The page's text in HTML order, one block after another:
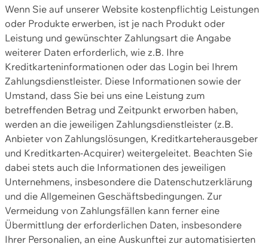
Wenn Sie auf unserer Website kostenpflichtig Leistungen
oder Produkte erwerben, ist je nach Produkt oder
Leistung und gewünschter Zahlungsart die Angabe
weiterer Daten erforderlich, wie z.B. Ihre
Kreditkarteninformationen oder das Login bei Ihrem
Zahlungsdienstleister. Diese Informationen sowie der
Umstand, dass Sie bei uns eine Leistung zum
betreffenden Betrag und Zeitpunkt erworben haben,
werden an die jeweiligen Zahlungsdienstleister (z.B.
Anbieter von Zahlungslösungen, Kreditkarteherausgeber
und Kreditkarten-Acquirer) weitergeleitet. Beachten Sie
dabei stets auch die Informationen des jeweiligen
Unternehmens, insbesondere die Datenschutzerklärung
und die Allgemeinen Geschäftsbedingungen. Zur
Vermeidung von Zahlungsfällen kann ferner eine
Übermittlung der erforderlichen Daten, insbesondere
Ihrer Personalien, an eine Auskunftei zur automatisierten